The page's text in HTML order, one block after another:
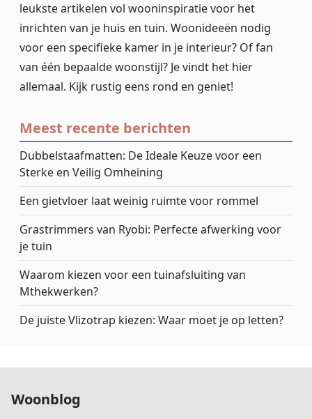
leukste artikelen vol wooninspiratie voor het
inrichten van je huis en tuin. Woonideeën nodig
voor een specifieke kamer in je interieur? Of fan
van één bepaalde woonstijl? Je vindt het hier
allemaal. Kijk rustig eens rond en geniet!
Meest recente berichten
Dubbelstaafmatten: De Ideale Keuze voor een
Sterke en Veilig Omheining
Een gietvloer laat weinig ruimte voor rommel
Grastrimmers van Ryobi: Perfecte afwerking voor
je tuin
Waarom kiezen voor een tuinafsluiting van
Mthekwerken?
De juiste Vlizotrap kiezen: Waar moet je op letten?
Woonblog